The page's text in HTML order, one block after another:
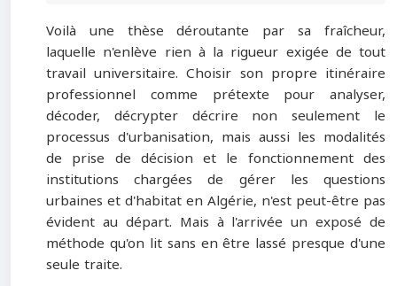
Voilà une thèse déroutante par sa fraîcheur,
laquelle n'enlève rien à la rigueur exigée de tout
travail universitaire. Choisir son propre itinéraire
professionnel comme prétexte pour analyser,
décoder, décrypter décrire non seulement le
processus d'urbanisation, mais aussi les modalités
de prise de décision et le fonctionnement des
institutions chargées de gérer les questions
urbaines et d'habitat en Algérie, n'est peut-être pas
évident au départ. Mais à l'arrivée un exposé de
méthode qu'on lit sans en être lassé presque d'une
seule traite.